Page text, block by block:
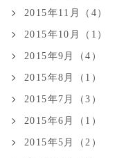
2015年11月（4）
2015年10月（1）
2015年9月（4）
2015年8月（1）
2015年7月（3）
2015年6月（1）
2015年5月（2）